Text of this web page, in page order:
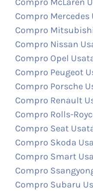
Compro Mercedes
Compro
Compro Nissan
Compro Opel
Compro Peugeot
Compro Porsche
Compro Renault
Compro Rolls-
Compro Seat
Compro Skoda
Compro Smart
Compro
Compro Subaru